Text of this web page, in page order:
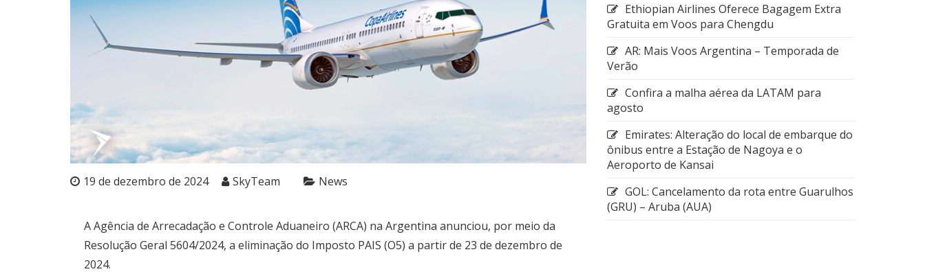
19 de dezembro de 2024 SkyTeam News
A Agência de Arrecadação e Controle Aduaneiro (ARCA) na Argentina anunciou, por meio da
Resolução Geral 5604/2024, a eliminação do Imposto PAIS (O5) a partir de 23 de dezembro de
2024.
Ethiopian Airlines Oferece Bagagem Extra
Gratuita em Voos para Chengdu
AR: Mais Voos Argentina – Temporada de
Verão
Confira a malha aérea da LATAM para
agosto
Emirates: Alteração do local de embarque do
ônibus entre a Estação de Nagoya e o
Aeroporto de Kansai
GOL: Cancelamento da rota entre Guarulhos
(GRU) – Aruba (AUA)